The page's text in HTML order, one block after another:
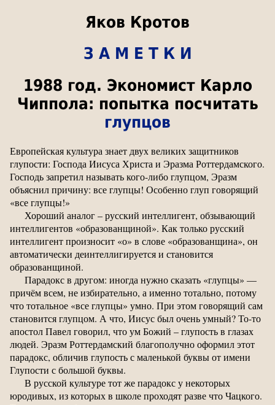
Яков Кротов
З А М Е Т К И
1988 год. Экономист Карло
Чиппола: попытка посчитать
глупцов
Европейская культура знает двух великих защитников
глупости: Господа Иисуса Христа и Эразма Роттердамского.
Господь запретил называть кого-либо глупцом, Эразм
объяснил причину: все глупцы! Особенно глуп говорящий
«все глупцы!»
Хороший аналог – русский интеллигент, обзывающий
интеллигентов «образованщиной». Как только русский
интеллигент произносит «о» в слове «образованщина», он
автоматически деинтеллигируется и становится
образованщиной.
Парадокс в другом: иногда нужно сказать «глупцы» —
причём всем, не избирательно, а именно тотально, потому
что тотальное «все глупцы» умно. При этом говорящий сам
становится глупцом. А что, Иисус был очень умный? То-то
апостол Павел говорил, что ум Божий – глупость в глазах
людей. Эразм Роттердамский благополучно оформил этот
парадокс, обличив глупость с маленькой буквы от имени
Глупости с большой буквы.
В русской культуре тот же парадокс у некоторых
юродивых, из которых в школе проходят разве что Чацкого.